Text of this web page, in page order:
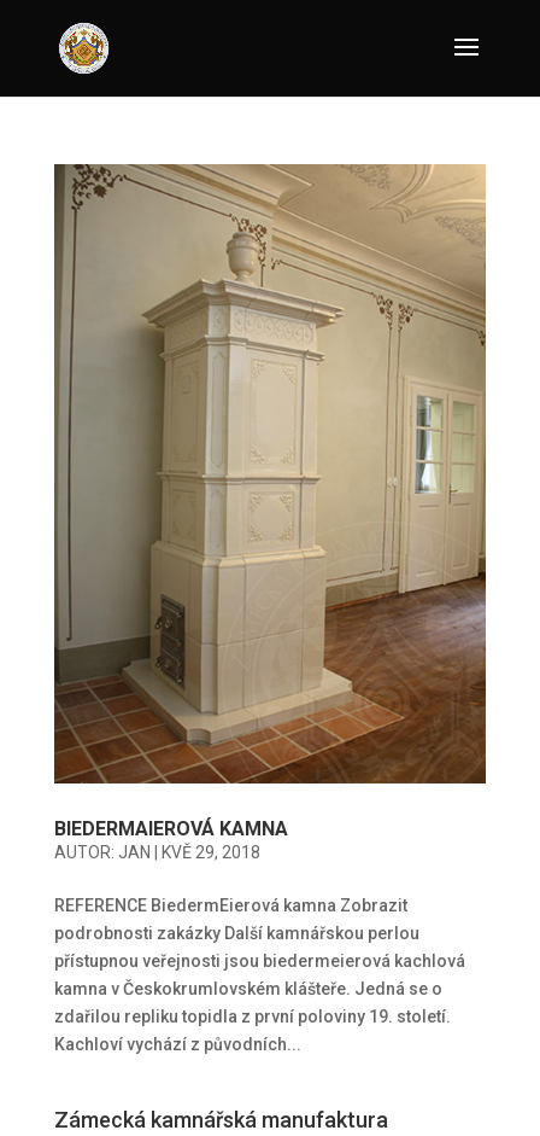
BIEDERMAIEROVÁ KAMNA
AUTOR: JAN | KVĚ 29, 2018
REFERENCE BiedermEierová kamna Zobrazit
podrobnosti zakázky Další kamnářskou perlou
přístupnou veřejnosti jsou biedermeierová kachlová
kamna v Českokrumlovském klášteře. Jedná se o
zdařilou repliku topidla z první poloviny 19. století.
Kachloví vychází z původních...
Zámecká kamnářská manufaktura